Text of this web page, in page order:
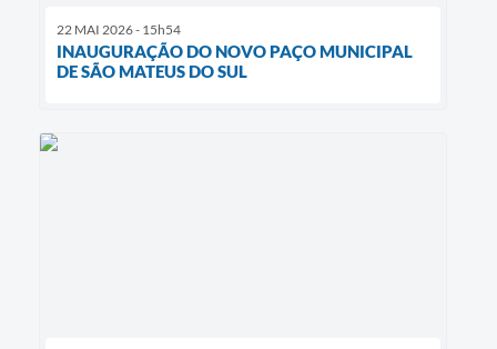
22 MAI 2026 - 15h54
INAUGURAÇÃO DO NOVO PAÇO MUNICIPAL
DE SÃO MATEUS DO SUL